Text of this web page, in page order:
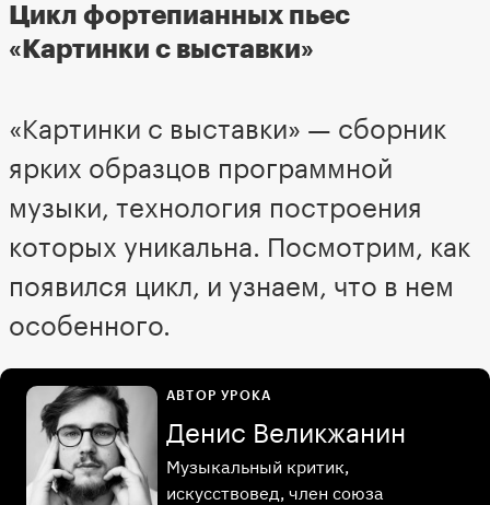
Цикл фортепианных пьес
«Картинки с выставки»
«Картинки с выставки» — сборник
ярких образцов программной
музыки, технология построения
которых уникальна. Посмотрим, как
появился цикл, и узнаем, что в нем
особенного.
АВТОР УРОКА
Денис Великжанин
Музыкальный критик,
искусствовед, член союза